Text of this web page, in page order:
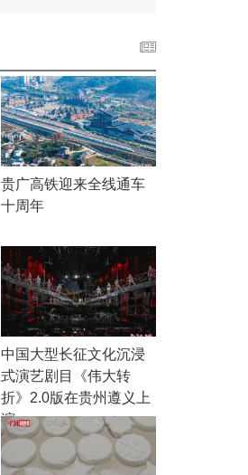
贵广高铁迎来全线通车
十周年
中国大型长征文化沉浸
式演艺剧目《伟大转
折》2.0版在贵州遵义上
演